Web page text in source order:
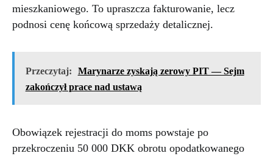
mieszkaniowego. To upraszcza fakturowanie, lecz
podnosi cenę końcową sprzedaży detalicznej.
Przeczytaj:
Marynarze zyskają zerowy PIT — Sejm
zakończył prace nad ustawą
Obowiązek rejestracji do moms powstaje po
przekroczeniu 50 000 DKK obrotu opodatkowanego